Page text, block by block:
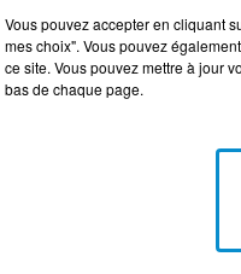
Vous pouvez accepter en cliquant
mes choix". Vous pouvez
ce site. Vous pouvez mettre à jour
bas de chaque page.